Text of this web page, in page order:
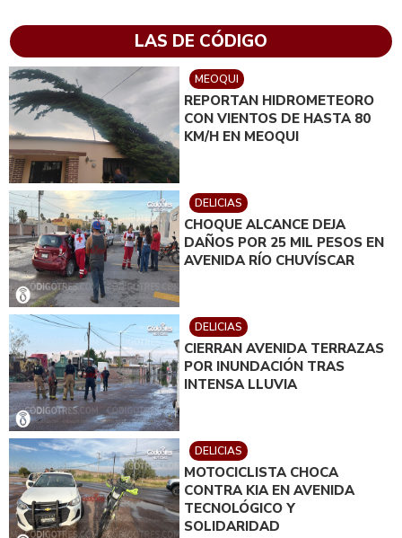
LAS DE CÓDIGO
MEOQUI
REPORTAN HIDROMETEORO
CON VIENTOS DE HASTA 80
KM/H EN MEOQUI
DELICIAS
CHOQUE ALCANCE DEJA
DAÑOS POR 25 MIL PESOS EN
AVENIDA RÍO CHUVÍSCAR
DELICIAS
CIERRAN AVENIDA TERRAZAS
POR INUNDACIÓN TRAS
INTENSA LLUVIA
DELICIAS
MOTOCICLISTA CHOCA
CONTRA KIA EN AVENIDA
TECNOLÓGICO Y
SOLIDARIDAD